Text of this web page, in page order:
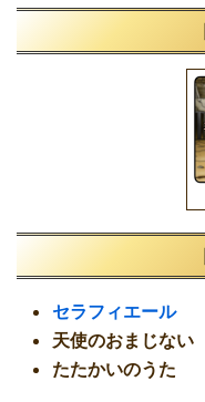
セラフィエール
天使のおまじない
たたかいのうた